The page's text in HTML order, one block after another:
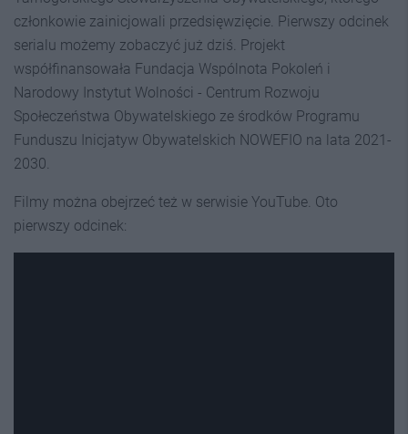
członkowie zainicjowali przedsięwzięcie. Pierwszy odcinek
serialu możemy zobaczyć już dziś. Projekt
współfinansowała Fundacja Wspólnota Pokoleń i
Narodowy Instytut Wolności - Centrum Rozwoju
Społeczeństwa Obywatelskiego ze środków Programu
Funduszu Inicjatyw Obywatelskich NOWEFIO na lata 2021-
2030.
Filmy można obejrzeć też w serwisie YouTube. Oto
pierwszy odcinek: